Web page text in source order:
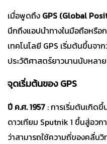
เมื่อพูดถึง GPS (Global
นึกถึงแอปนำทางในมือถือหรื
เทคโนโลยี GPS เริ่มต้นขึ้นจา
ประวัติศาสตร์ยาวนานนับหลา
จุดเริ่มต้นของ GPS
ปี ค.ศ. 1957 : การเริ่มต้นเกิด
ดาวเทียม Sputnik 1 ขึ้นสู่อว
ว่าสามารถใช้ความถี่ของคลื่น